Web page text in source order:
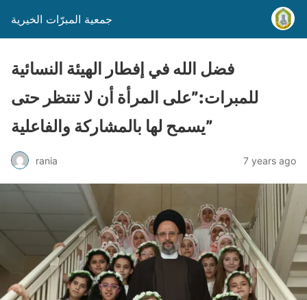
جمعية المبرّات الخيرية
فضل الله في إفطار الهيئة النسائية
للمبرات:”على المرأة أن لا تنتظر حتى
يسمح لها بالمشاركة والفاعلية”
rania 7 years ago